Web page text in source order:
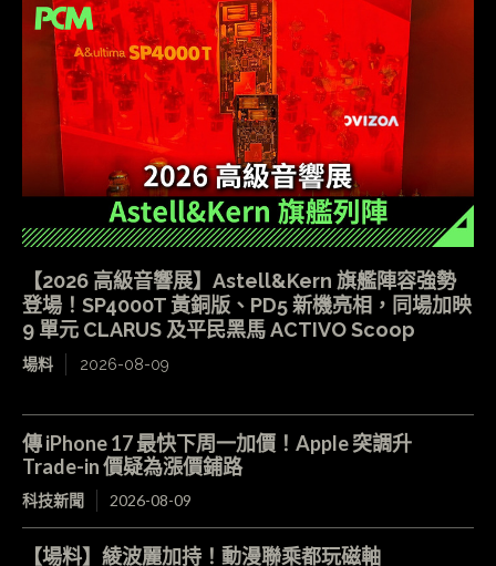
【2026 高級音響展】Astell&Kern 旗艦陣容強勢
登場！SP4000T 黃銅版、PD5 新機亮相，同場加映
9 單元 CLARUS 及平民黑馬 ACTIVO Scoop
場料 2026-08-09
傳 iPhone 17 最快下周一加價！Apple 突調升
Trade-in 價疑為漲價鋪路
科技新聞 2026-08-09
【場料】綾波麗加持！動漫聯乘都玩磁軸